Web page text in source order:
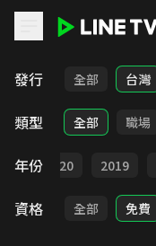
發行 全部 台灣
類型 全部 職場
年份 2020 2019
資格 全部 免費